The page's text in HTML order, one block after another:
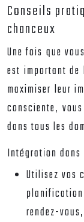
Conseils
chanceux
Une fois que
est important
maximiser leur
consciente,
dans tous les
Intégration
Utilisez vos
rendez-